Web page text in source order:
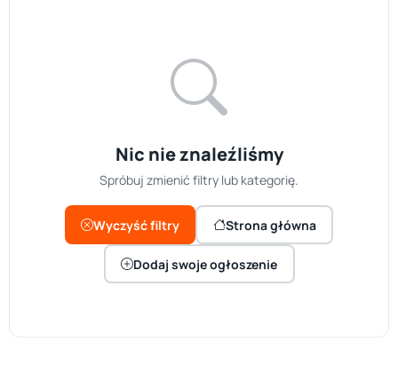
Nic nie znaleźliśmy
Spróbuj zmienić filtry lub kategorię.
Wyczyść filtry Strona główna
Dodaj swoje ogłoszenie